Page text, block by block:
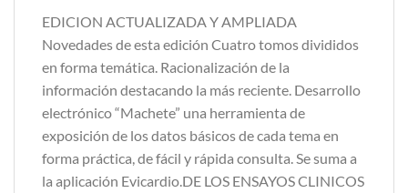
EDICION ACTUALIZADA Y AMPLIADA
Novedades de esta edición Cuatro tomos divididos
en forma temática. Racionalización de la
información destacando la más reciente. Desarrollo
electrónico “Machete” una herramienta de
exposición de los datos básicos de cada tema en
forma práctica, de fácil y rápida consulta. Se suma a
la aplicación Evicardio.DE LOS ENSAYOS CLINICOS